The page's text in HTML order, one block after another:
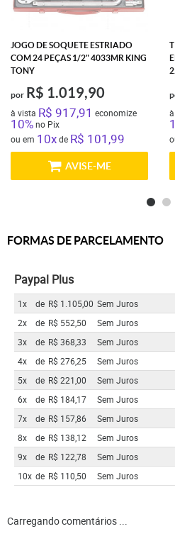
JOGO DE SOQUETE ESTRIADO
COM 24 PEÇAS 1/2" 4033MR KING
TONY
por R$ 1.019,90
à vista R$ 917,91 economize
10%no Pix
ou em 10xde R$ 101,99
AVISE-ME
FORMAS DE PARCELAMENTO
Paypal Plus
1x de R$ 1.105,00 Sem Juros
2x
de R$ 552,50 Sem Juros
3x
de R$ 368,33 Sem Juros
4x
de R$ 276,25 Sem Juros
5x
de R$ 221,00 Sem Juros
6x
de R$ 184,17 Sem Juros
7x
de R$ 157,86 Sem Juros
8x
de R$ 138,12 Sem Juros
9x
de R$ 122,78 Sem Juros
10x de R$ 110,50 Sem Juros
Carregando comentários ...